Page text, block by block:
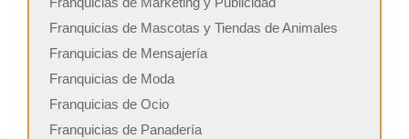
Franquicias de Mascotas y Tiendas de Animales
Franquicias de Mensajería
Franquicias de Moda
Franquicias de Ocio
Franquicias de Panadería